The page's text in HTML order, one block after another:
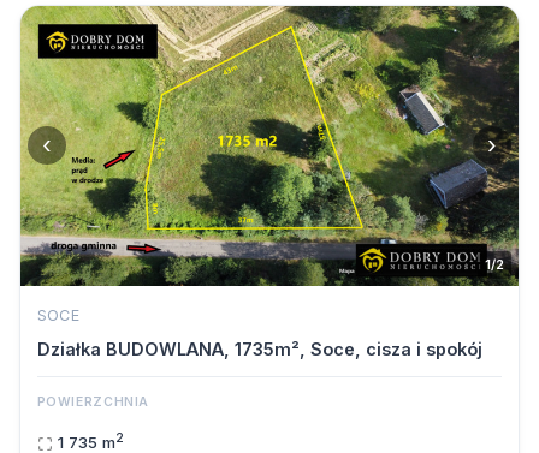
‹ ›
1/2
SOCE
Działka BUDOWLANA, 1735m², Soce, cisza i spokój
POWIERZCHNIA
1 735 m2